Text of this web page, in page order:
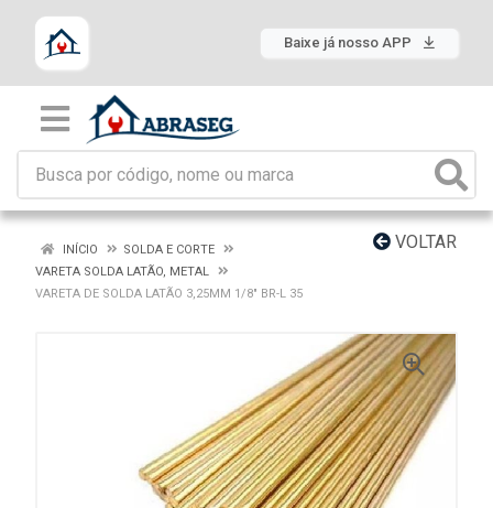
Baixe já nosso APP
VOLTAR
INÍCIO
SOLDA E CORTE
VARETA SOLDA LATÃO, METAL
VARETA DE SOLDA LATÃO 3,25MM 1/8" BR-L 35